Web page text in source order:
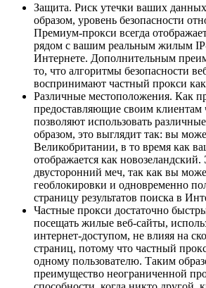
Защита. Риск утечки ваших
образом, уровень безопасности
Премиум-прокси всегда
рядом с вашим реальным жилым
Интернете. Дополнительным
то, что алгоритмы безопасности
воспринимают частный прокси
Различные местоположения. Как
предоставляющие своим клиентам
позволяют использовать
образом, это выглядит так: вы
Великобритании, в то время как
отображается как новозеландский.
двусторонний меч, так как вы
геоблокировки и одновременно
страницу результатов поиска в
Частные прокси достаточно
посещать жилые веб-сайты,
интернет-доступом, не влияя на
страниц, потому что частный
одному пользователю. Таким
преимущество неограниченной